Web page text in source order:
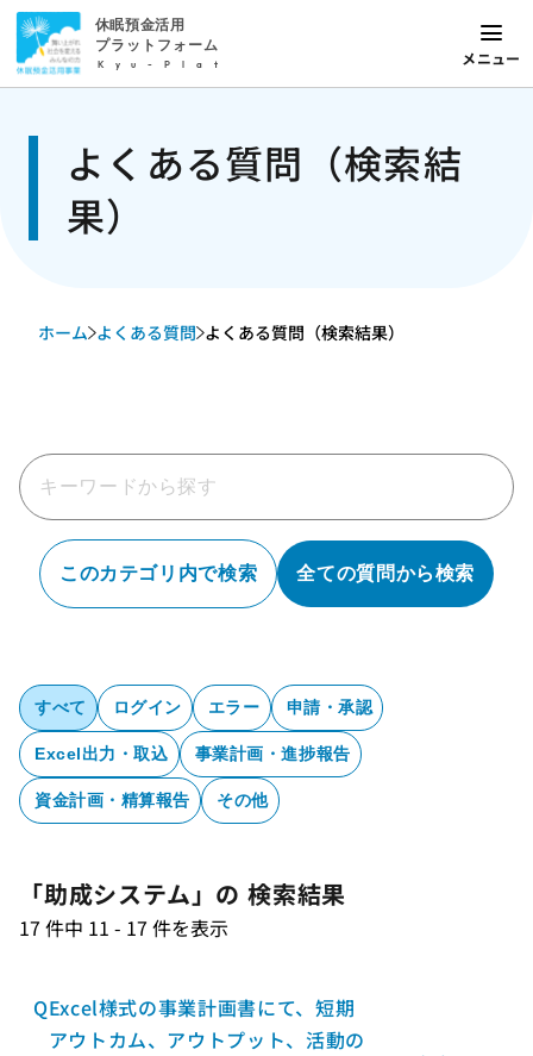
休眠預金活用
プラットフォーム
Kyu-Plat メニュー
よくある質問（検索結
果）
ホーム よくある質問 よくある質問（検索結果）
このカテゴリ内で検索 全ての質問から検索
すべて ログイン エラー 申請・承認
Excel出力・取込 事業計画・進捗報告
資金計画・精算報告 その他
「助成システム」の 検索結果
17 件中 11 - 17 件を表示
QExcel様式の事業計画書にて、短期
アウトカム、アウトプット、活動の